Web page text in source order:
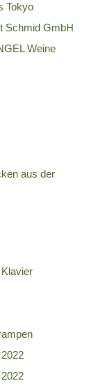
Tokyo
Schmid GmbH
Weine
aus der